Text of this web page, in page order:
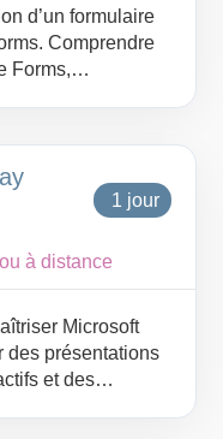
d’un formulaire
Comprendre
Forms,
une structure
exploitable.
de partage, de
des accès.
Microsoft
1 jour
à distance
Microsoft
des présentations
et des